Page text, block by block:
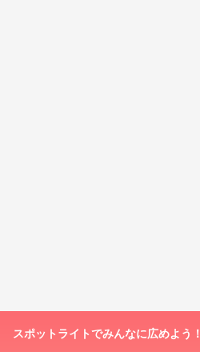
スポットライトでみんなに広めよう！